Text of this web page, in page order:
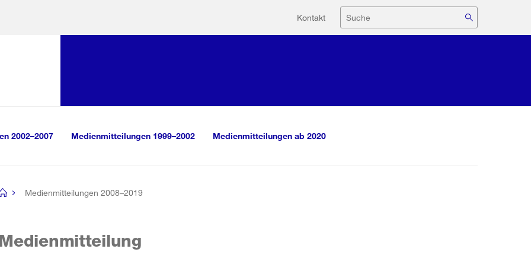
Hilfsnavigation
Kontakt Suche
2002–2007 Medienmitteilungen 1999–2002 Medienmitteilungen ab 2020
Medienmitteilungen 2008–2019